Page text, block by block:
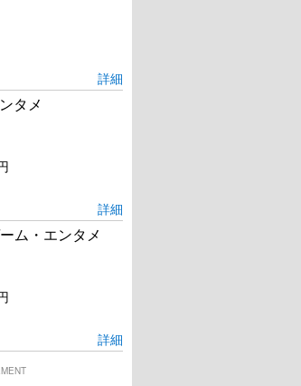
詳細
タメ
詳細
ム・エンタメ
詳細